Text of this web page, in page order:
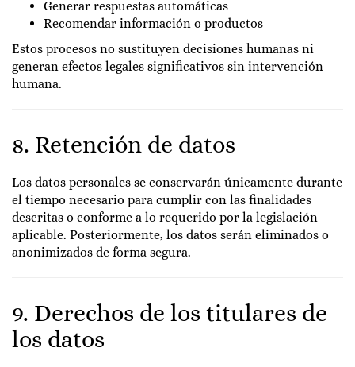
Generar respuestas automáticas
Recomendar información o productos
Estos procesos no sustituyen decisiones humanas ni
generan efectos legales significativos sin intervención
humana.
8. Retención de datos
Los datos personales se conservarán únicamente durante
el tiempo necesario para cumplir con las finalidades
descritas o conforme a lo requerido por la legislación
aplicable. Posteriormente, los datos serán eliminados o
anonimizados de forma segura.
9. Derechos de los titulares de
los datos